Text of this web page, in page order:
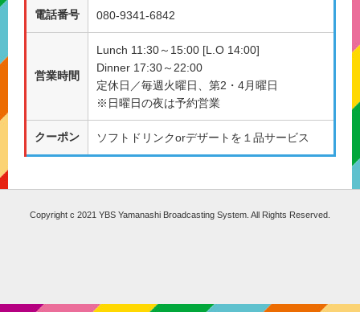
電話番号 080-9341-6842
営業時間
Lunch 11:30～15:00 [L.O 14:00]
Dinner 17:30～22:00
定休日／毎週火曜日、第2・4月曜日
※日曜日の夜は予約営業
クーポン ソフトドリンクorデザートを１品サービス
Copyright c 2021 YBS Yamanashi Broadcasting System. All Rights Reserved.